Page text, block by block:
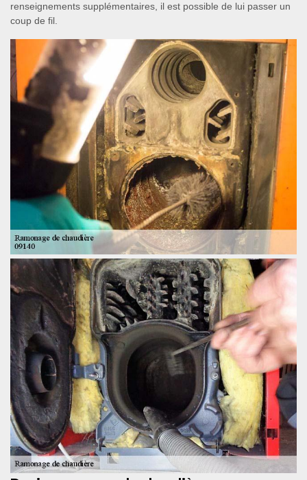
renseignements supplémentaires, il est possible de lui passer un
coup de fil.